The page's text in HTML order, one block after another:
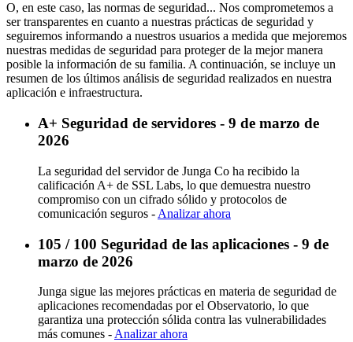
O, en este caso, las normas de seguridad... Nos comprometemos a
ser transparentes en cuanto a nuestras prácticas de seguridad y
seguiremos informando a nuestros usuarios a medida que mejoremos
nuestras medidas de seguridad para proteger de la mejor manera
posible la información de su familia. A continuación, se incluye un
resumen de los últimos análisis de seguridad realizados en nuestra
aplicación e infraestructura.
A+ Seguridad de servidores - 9 de marzo de
2026
La seguridad del servidor de Junga Co ha recibido la
calificación A+ de SSL Labs, lo que demuestra nuestro
compromiso con un cifrado sólido y protocolos de
comunicación seguros - Analizar ahora
105 / 100 Seguridad de las aplicaciones - 9 de
marzo de 2026
Junga sigue las mejores prácticas en materia de seguridad de
aplicaciones recomendadas por el Observatorio, lo que
garantiza una protección sólida contra las vulnerabilidades
más comunes - Analizar ahora